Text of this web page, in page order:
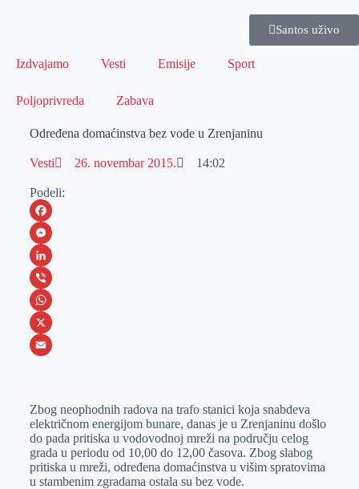
Santos uživo
Izdvajamo Vesti Emisije Sport
Poljoprivreda Zabava
Određena domaćinstva bez vode u Zrenjaninu
Vesti 26. novembar 2015. 14:02
Podeli:
F
a
c
e
b
o
M
e
s
s
e
e
r
L
i
n
k
I
n
V
i
b
W
h
s
A
p
p
X
a
i
l
Zbog neophodnih radova na trafo stanici koja snabdeva
električnom energijom bunare, danas je u Zrenjaninu došlo
do pada pritiska u vodovodnoj mreži na području celog
grada u periodu od 10,00 do 12,00 časova. Zbog slabog
pritiska u mreži, određena domaćinstva u višim spratovima
u stambenim zgradama ostala su bez vode.